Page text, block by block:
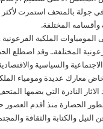
في جولة بالمتحف استمرت
المختلفة.
المختلفة.. وقد اضطلع
والسياسية
معارك عديدة ومومياء
النادرة التي يضمها
الحضارة منذ أقدم العصور
والكتابة والثقافة